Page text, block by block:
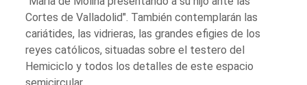
Cortes de Valladolid". También contemplarán las
cariátides, las vidrieras, las grandes efigies de los
reyes católicos, situadas sobre el testero del
Hemiciclo y todos los detalles de este espacio
semicircular.